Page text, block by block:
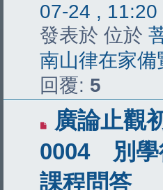
07-24 , 11:20
發表於 位於
南山律在家備
回覆: 5
有
新
文
廣論止觀
0004 別學
課程問答